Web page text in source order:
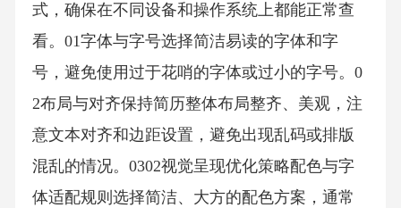
式，确保在不同设备和操作系统上都能正常查
看。01字体与字号选择简洁易读的字体和字
号，避免使用过于花哨的字体或过小的字号。0
2布局与对齐保持简历整体布局整齐、美观，注
意文本对齐和边距设置，避免出现乱码或排版
混乱的情况。0302视觉呈现优化策略配色与字
体适配规则选择简洁、大方的配色方案，通常